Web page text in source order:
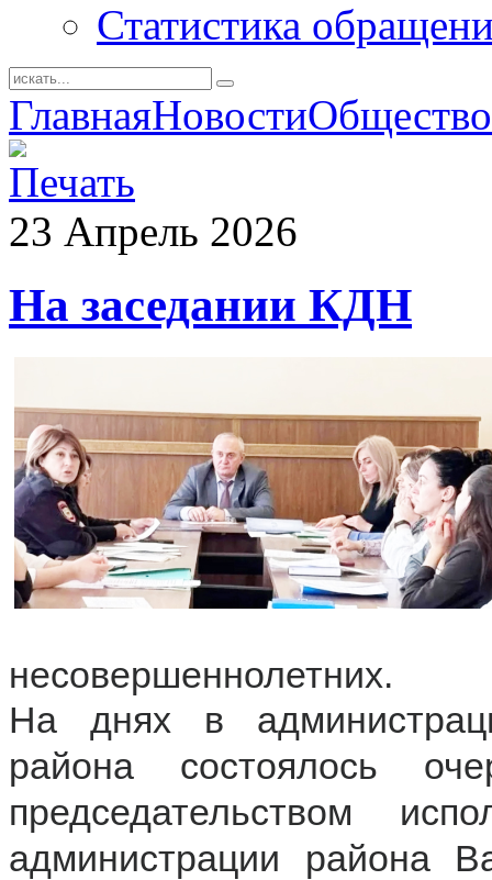
Статистика
ГлавнаяНовостиОбщество
23 Апрель 2026
На заседании КДН
несовершеннолетних.
На днях в
района состоялось
председательством
администрации района